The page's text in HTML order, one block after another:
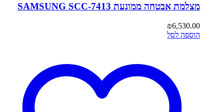
מצלמת אבטחה ממונעת SAMSUNG SCC-7413
₪6,530.00
הוספה לסל